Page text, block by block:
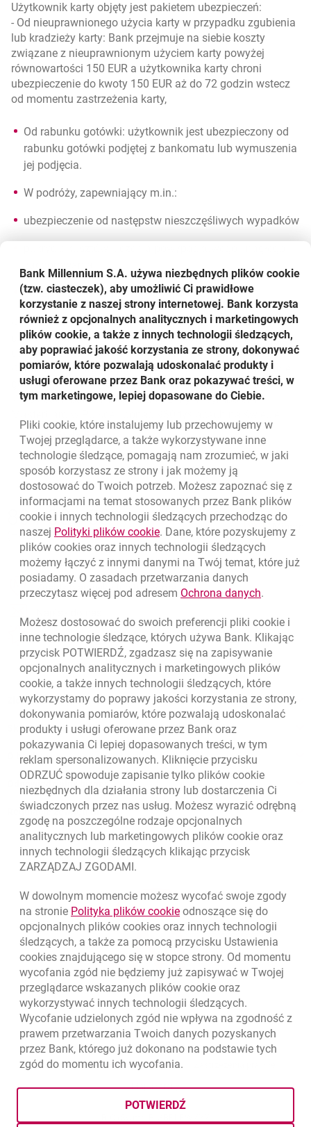
Użytkownik karty objęty jest pakietem ubezpieczeń:
- Od nieuprawnionego użycia karty w przypadku zgubienia
lub kradzieży karty: Bank przejmuje na siebie koszty
związane z nieuprawnionym użyciem karty powyżej
równowartości 150 EUR a użytkownika karty chroni
ubezpieczenie do kwoty 150 EUR aż do 72 godzin wstecz
od momentu zastrzeżenia karty,
Od rabunku gotówki: użytkownik jest ubezpieczony od
rabunku gotówki podjętej z bankomatu lub wymuszenia
jej podjęcia.
W podróży, zapewniający m.in.:
ubezpieczenie od następstw nieszczęśliwych wypadków
zachorowania
ubezpieczenie od niewygód w podróży.
Kartą MasterCard Corporate można płacić za produkty i
usługi w ponad 115 tysiącach punktów handlowo -
usługowych w kraju i ponad 33 milionach na świecie.
Karta MasterCard Corporate umożliwia również pobranie
gotówki przez całą dobę w walucie danego kraju, w blisko
7 tysiącach bankomatów oznaczonych symbolem
Powrót do listy
Nawigacja dolna
Zadzwoń do nas
801 331 331
(+48) 22 598 40 40
Migam
Znajdź placówkę lub bankomat otwiera się w nowej karcie
Oceń nas otwiera się w nowej karcie
Złóż wniosek przez internet
Skontaktuj się ze Specjalistą
O banku
Odpowiedzialny biznes
Regulacje zewnętrzne
Ochrona danychotwiera się w nowej karcie
Ustawieniacookies
Mapa stronyotwiera się w nowej karcie
Bank Millennium S.A. używa niezbędnych plików cookie
(tzw. ciasteczek), aby umożliwić Ci prawidłowe
korzystanie z naszej strony internetowej. Bank korzysta
również z opcjonalnych analitycznych i marketingowych
plików cookie, a także z innych technologii śledzących,
aby poprawiać jakość korzystania ze strony, dokonywać
pomiarów, które pozwalają udoskonalać produkty i
usługi oferowane przez Bank oraz pokazywać treści, w
tym marketingowe, lepiej dopasowane do Ciebie.
Pliki cookie, które instalujemy lub przechowujemy w
Twojej przeglądarce, a także wykorzystywane inne
technologie śledzące, pomagają nam zrozumieć, w jaki
sposób korzystasz ze strony i jak możemy ją
dostosować do Twoich potrzeb. Możesz zapoznać się z
informacjami na temat stosowanych przez Bank plików
cookie i innych technologii śledzących przechodząc do
naszej Polityki plików cookielink otwiera się w nowym oknie
. Dane, które pozyskujemy z
plików cookies oraz innych technologii śledzących
możemy łączyć z innymi danymi na Twój temat, które już
posiadamy. O zasadach przetwarzania danych
przeczytasz więcej pod adresem Ochrona danychlink
.
Możesz dostosować do swoich preferencji pliki cookie i
inne technologie śledzące, których używa Bank. Klikając
przycisk POTWIERDŹ, zgadzasz się na zapisywanie
opcjonalnych analitycznych i marketingowych plików
cookie, a także innych technologii śledzących, które
wykorzystamy do poprawy jakości korzystania ze strony,
dokonywania pomiarów, które pozwalają udoskonalać
produkty i usługi oferowane przez Bank oraz
pokazywania Ci lepiej dopasowanych treści, w tym
reklam spersonalizowanych. Kliknięcie przycisku
ODRZUĆ spowoduje zapisanie tylko plików cookie
niezbędnych dla działania strony lub dostarczenia Ci
świadczonych przez nas usług. Możesz wyrazić odrębną
zgodę na poszczególne rodzaje opcjonalnych
analitycznych lub marketingowych plików cookie oraz
innych technologii śledzących klikając przycisk
ZARZĄDZAJ ZGODAMI.
W dowolnym momencie możesz wycofać swoje zgody
na stronie Polityka plików cookielink otwiera się w nowym
odnoszące się do
opcjonalnych plików cookies oraz innych technologii
śledzących, a także za pomocą przycisku Ustawienia
cookies znajdującego się w stopce strony. Od momentu
wycofania zgód nie będziemy już zapisywać w Twojej
przeglądarce wskazanych plików cookie oraz
wykorzystywać innych technologii śledzących.
Wycofanie udzielonych zgód nie wpływa na zgodność z
prawem przetwarzania Twoich danych pozyskanych
przez Bank, którego już dokonano na podstawie tych
zgód do momentu ich wycofania.
POTWIERDŹ